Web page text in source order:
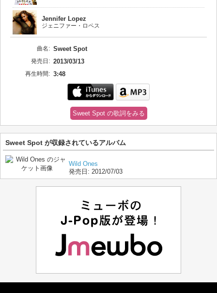
Jennifer Lopez
ジェニファー・ロペス
曲名: Sweet Spot
発売日: 2013/03/13
再生時間: 3:48
Sweet Spot の歌詞をみる
Sweet Spot が収録されているアルバム
Wild Ones
発売日: 2012/07/03